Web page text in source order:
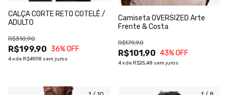
CALÇA CORTE RETO COTELÊ /
ADULTO
R$199,90
R$310,90
36% OFF
4xde R$49,98 sem juros
Camiseta OVERSIZED Arte
Frente & Costa
R$101,90
R$179,90
43% OFF
4xde R$25,48 sem juros